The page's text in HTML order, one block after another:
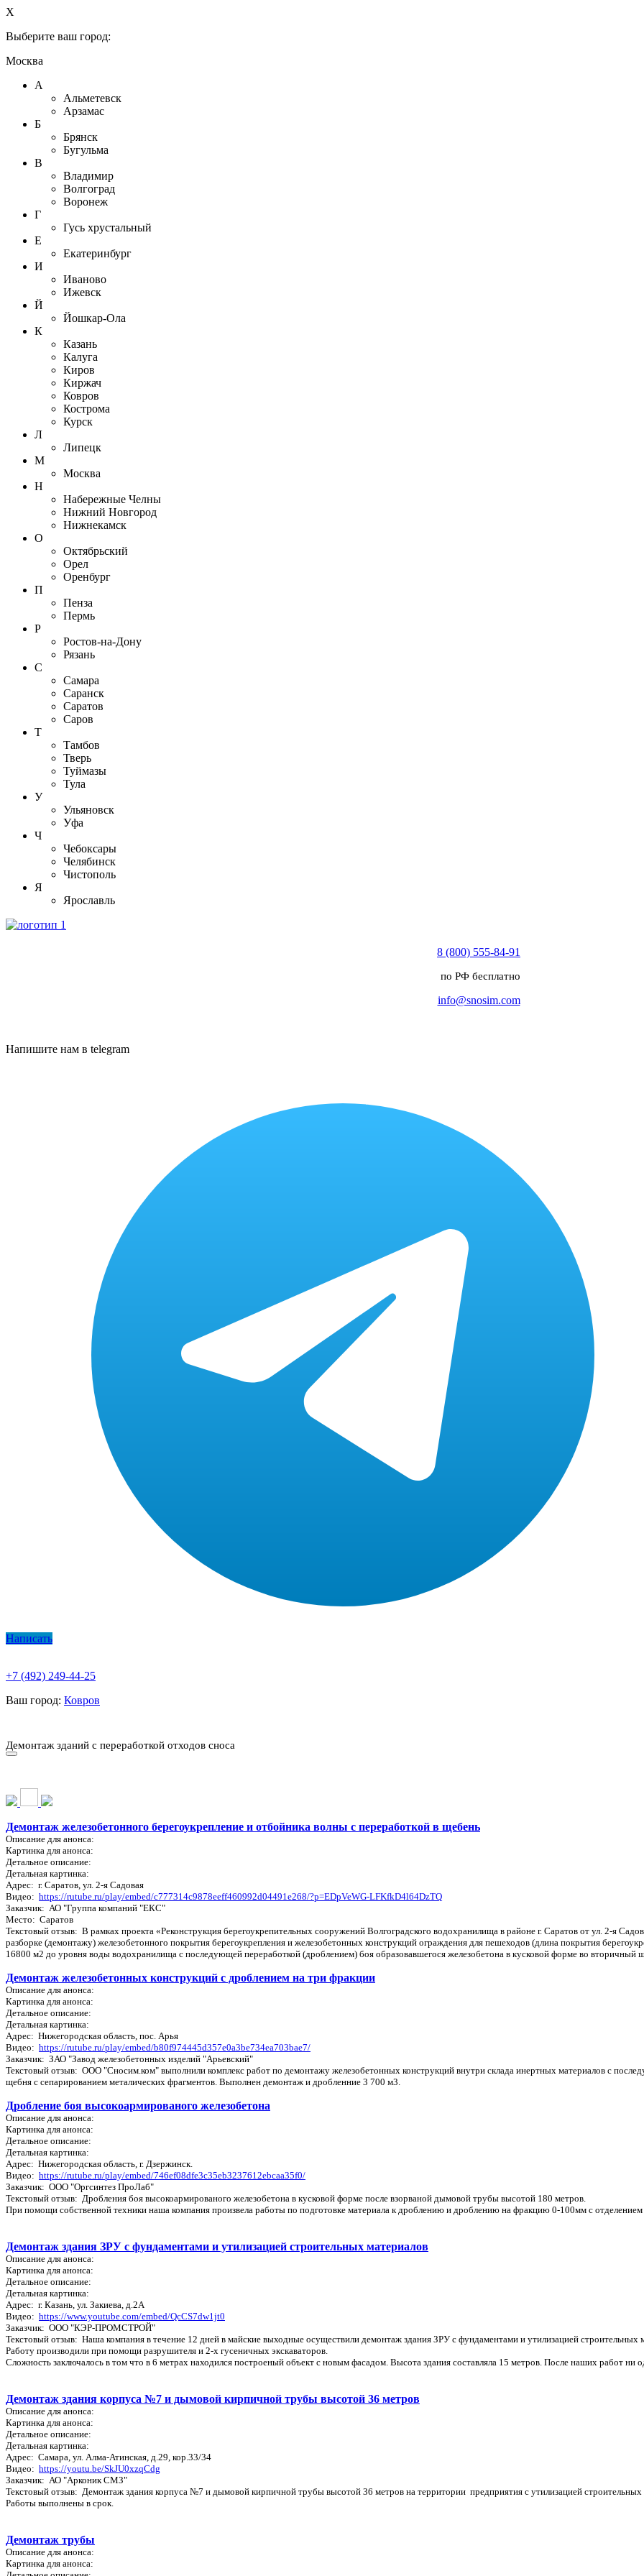
X
Выберите ваш город:
Москва
А
Альметевск
Арзамас
Б
Брянск
Бугульма
В
Владимир
Волгоград
Воронеж
Г
Гусь хрустальный
Е
Екатеринбург
И
Иваново
Ижевск
Й
Йошкар-Ола
К
Казань
Калуга
Киров
Киржач
Ковров
Кострома
Курск
Л
Липецк
М
Москва
Н
Набережные Челны
Нижний Новгород
Нижнекамск
О
Октябрьский
Орел
Оренбург
П
Пенза
Пермь
Р
Ростов-на-Дону
Рязань
С
Самара
Саранск
Саратов
Саров
Т
Тамбов
Тверь
Туймазы
Тула
У
Ульяновск
Уфа
Ч
Чебоксары
Челябинск
Чистополь
Я
Ярославль
8 (800) 555-84-91
по РФ бесплатно
info@snosim.com
Напишите нам в telegram
Написать
+7 (492) 249-44-25
Ваш город: Ковров
Демонтаж зданий с переработкой отходов сноса
Демонтаж железобетонного берегоукрепление и отбойника волны с переработкой в щебень
Описание для анонса:
Картинка для анонса:
Детальное описание:
Детальная картинка:
Адрес: г. Саратов, ул. 2-я Садовая
Видео: https://rutube.ru/play/embed/c777314c9878eeff460992d04491e268/?p=EDpVeWG-LFKfkD4l64DzTQ
Заказчик: АО "Группа компаний "ЕКС"
Место: Саратов
Текстовый отзыв: В рамках проекта «Реконструкция берегоукрепительных сооружений Волгоградского водохранилища в районе г. Саратов от ул. 2-
разборке (демонтажу) железобетонного покрытия берегоукрепления и железобетонных конструкций ограждения для пешеходов (длина покрытия
16800 м2 до уровня воды водохранилища с последующей переработкой (дроблением) боя образовавшегося железобетона в кусковой форме во вторичный
Демонтаж железобетонных конструкций с дроблением на три фракции
Описание для анонса:
Картинка для анонса:
Детальное описание:
Детальная картинка:
Адрес: Нижегородская область, пос. Арья
Видео: https://rutube.ru/play/embed/b80f974445d357e0a3be734ea703bae7/
Заказчик: ЗАО "Завод железобетонных изделий "Арьевский"
Текстовый отзыв: ООО "Сносим.ком" выполнили комплекс работ по демонтажу железобетонных конструкций внутри склада инертных материалов с
щебня с сепарированием металических фрагментов. Выполнен демонтаж и дробленние 3 700 м3.
Дробление боя высокоармированого железобетона
Описание для анонса:
Картинка для анонса:
Детальное описание:
Детальная картинка:
Адрес: Нижегородская область, г. Дзержинск.
Видео: https://rutube.ru/play/embed/746ef08dfe3c35eb3237612ebcaa35f0/
Заказчик: ООО "Оргсинтез ПроЛаб"
Текстовый отзыв: Дробления боя высокоармированого железобетона в кусковой форме после взорваной дымовой трубы высотой 180 метров.
При помощи собственной техники наша компания произвела работы по подготовке материала к дроблению и дроблению на фракцию 0-100мм с
Демонтаж здания ЗРУ с фундаментами и утилизацией строительных материалов
Описание для анонса:
Картинка для анонса:
Детальное описание:
Детальная картинка:
Адрес: г. Казань, ул. Закиева, д.2А
Видео: https://www.youtube.com/embed/QcCS7dw1jt0
Заказчик: ООО "КЭР-ПРОМСТРОЙ"
Текстовый отзыв: Наша компания в течение 12 дней в майские выходные осуществили демонтаж здания ЗРУ с фундаментами и утилизацией строительных
Работу производили при помощи разрушителя и 2-х гусеничных экскаваторов.
Сложность заключалось в том что в 6 метрах находился построеный объект с новым фасадом. Высота здания составляла 15 метров. После наших работ ни
Демонтаж здания корпуса №7 и дымовой кирпичной трубы высотой 36 метров
Описание для анонса:
Картинка для анонса:
Детальное описание:
Детальная картинка:
Адрес: Самара, ул. Алма-Атинская, д.29, кор.33/34
Видео: https://youtu.be/SkJU0xzqCdg
Заказчик: АО "Арконик СМЗ"
Текстовый отзыв: Демонтаж здания корпуса №7 и дымовой кирпичной трубы высотой 36 метров на территории предприятия с утилизацией строительных
Работы выполнены в срок.
Демонтаж трубы
Описание для анонса:
Картинка для анонса: